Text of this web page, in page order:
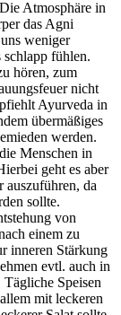
Atmosphäre in
das Agni
weniger
fühlen.
hören, zum
nicht
Ayurveda in
übermäßiges
werden.
Menschen in
geht es aber
auszuführen, da
sollte.
von
einem zu
inneren Stärkung
evtl. auch in
Speisen
mit leckeren